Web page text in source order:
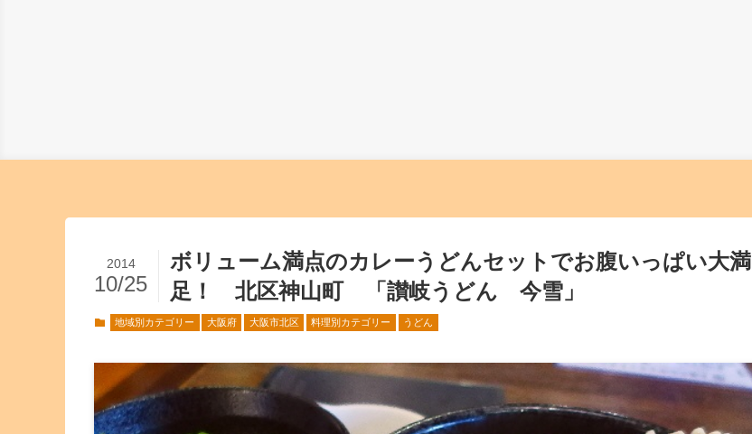
ボリューム満点のカレーうどんセットでお腹いっぱい大満
足！ 北区神山町 「讃岐うどん 今雪」
2014
10/25
地域別カテゴリー 大阪府 大阪市北区 料理別カテゴリー うどん